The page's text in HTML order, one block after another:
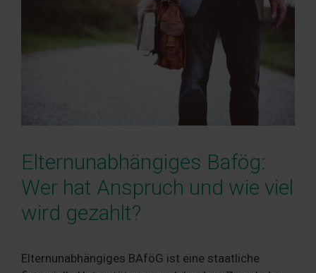
Elternunabhängiges Bafög:
Wer hat Anspruch und wie viel
wird gezahlt?
Elternunabhängiges BAföG ist eine staatliche